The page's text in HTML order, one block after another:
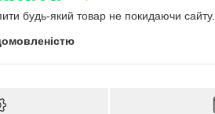
будь-який товар не покидаючи сайту.